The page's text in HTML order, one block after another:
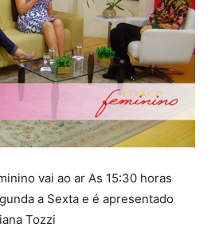
vai ao ar As 15:30 horas
a Sexta e é apresentado
Tozzi